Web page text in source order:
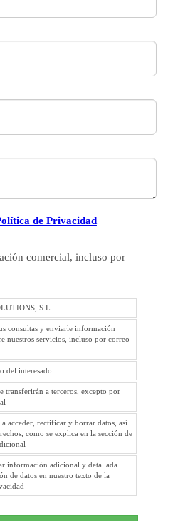
de Privacidad
comercial, incluso por
S.L
consultas y enviarle información
nuestros servicios, incluso por correo
del interesado
transferirán a terceros, excepto por
a acceder, rectificar y borrar datos, así
como se explica en la sección de
información adicional y detallada
de datos en nuestro texto de la